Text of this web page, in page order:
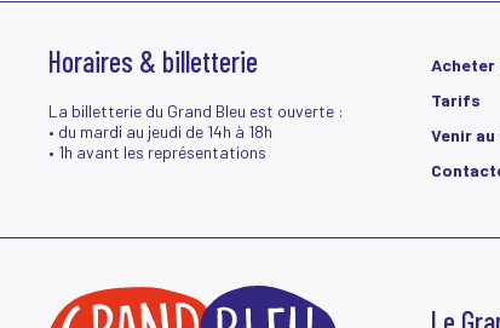
Horaires & billetterie
La billetterie du Grand Bleu est ouverte :
• du mardi au jeudi de 14h à 18h
• 1h avant les représentations
Acheter
Tarifs
Venir au